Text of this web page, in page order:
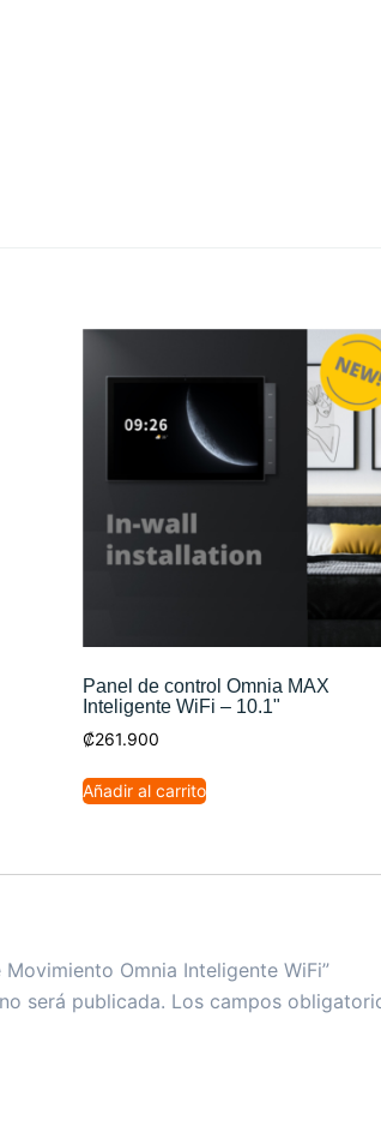
Panel de control Omnia MAX
Inteligente WiFi – 10.1"
₡261.900
Añadir al carrito
Omnia Inteligente WiFi”
será publicada. Los campos